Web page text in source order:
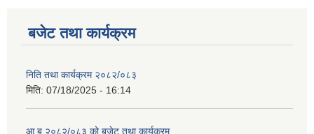
बजेट तथा कार्यक्रम
निति तथा कार्यक्रम २०८२/०८३
मिति: 07/18/2025 - 16:14
आ.ब.२०८२/०८३ को बजेट तथा कार्यक्रम